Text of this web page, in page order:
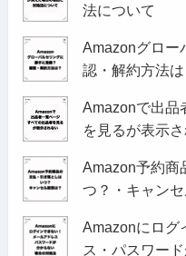
法について
Amazonグロー
認・解約方法は
Amazonで出品
を見るが表示
Amazon予約商
つ？・キャン
Amazonにログ
ス・パスワー